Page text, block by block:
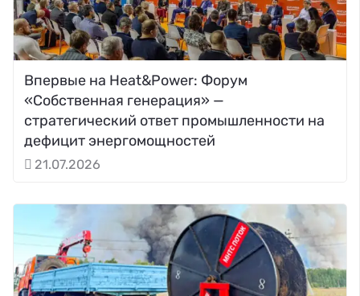
Впервые на Heat&Power: Форум
«Собственная генерация» —
стратегический ответ промышленности на
дефицит энергомощностей
21.07.2026